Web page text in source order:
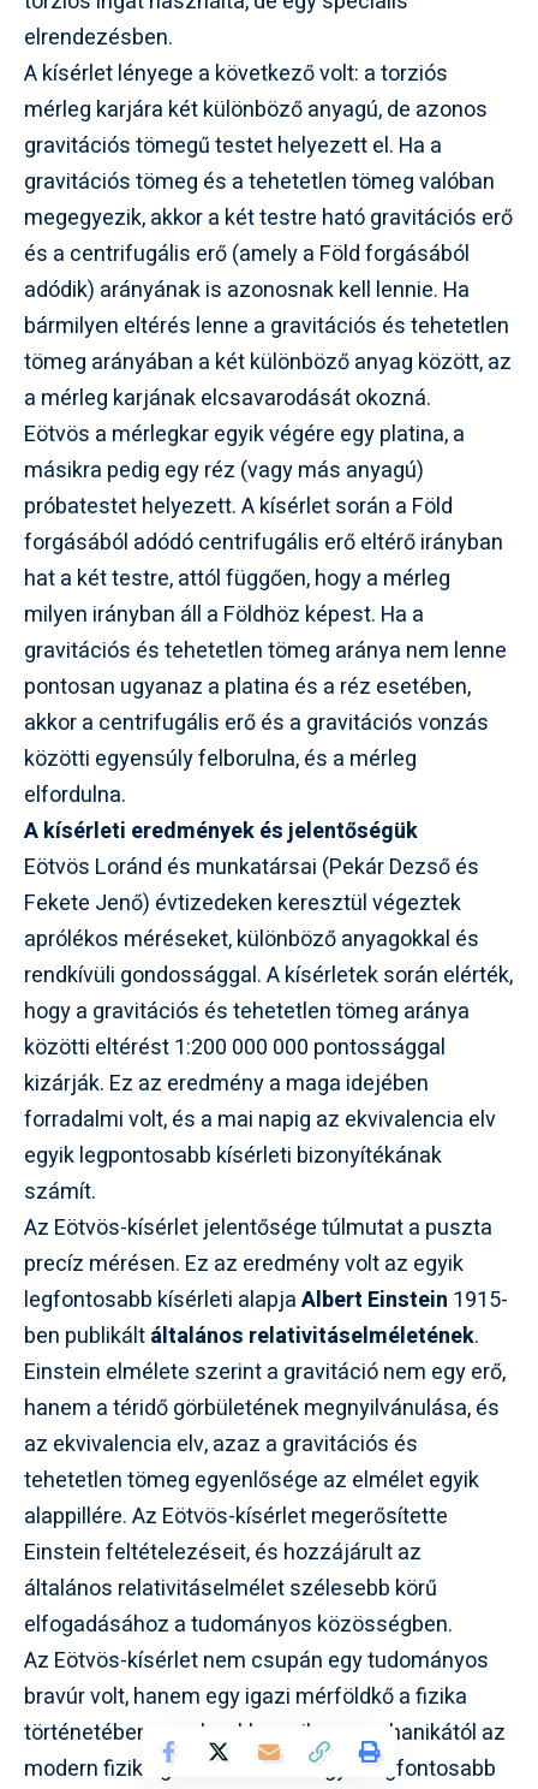
elrendezésben.
A kísérlet lényege a következő volt: a torziós
mérleg karjára két különböző anyagú, de azonos
gravitációs tömegű testet helyezett el. Ha a
gravitációs tömeg és a tehetetlen tömeg valóban
megegyezik, akkor a két testre ható gravitációs erő
és a centrifugális erő (amely a Föld forgásából
adódik) arányának is azonosnak kell lennie. Ha
bármilyen eltérés lenne a gravitációs és tehetetlen
tömeg arányában a két különböző anyag között, az
a mérleg karjának elcsavarodását okozná.
Eötvös a mérlegkar egyik végére egy platina, a
másikra pedig egy réz (vagy más anyagú)
próbatestet helyezett. A kísérlet során a Föld
forgásából adódó centrifugális erő eltérő irányban
hat a két testre, attól függően, hogy a mérleg
milyen irányban áll a Földhöz képest. Ha a
gravitációs és tehetetlen tömeg aránya nem lenne
pontosan ugyanaz a platina és a réz esetében,
akkor a centrifugális erő és a gravitációs vonzás
közötti egyensúly felborulna, és a mérleg
elfordulna.
A kísérleti eredmények és jelentőségük
Eötvös Loránd és munkatársai (Pekár Dezső és
Fekete Jenő) évtizedeken keresztül végeztek
aprólékos méréseket, különböző anyagokkal és
rendkívüli gondossággal. A kísérletek során elérték,
hogy a gravitációs és tehetetlen tömeg aránya
közötti eltérést 1:200 000 000 pontossággal
kizárják. Ez az eredmény a maga idejében
forradalmi volt, és a mai napig az ekvivalencia elv
egyik legpontosabb kísérleti bizonyítékának
számít.
Az Eötvös-kísérlet jelentősége túlmutat a puszta
precíz mérésen. Ez az eredmény volt az egyik
legfontosabb kísérleti alapjaAlbert Einstein 1915-
ben publikáltáltalános relativitáselméletének.
Einstein elmélete szerint a gravitáció nem egy erő,
hanem a téridő görbületének megnyilvánulása, és
az ekvivalencia elv, azaz a gravitációs és
tehetetlen tömeg egyenlősége az elmélet egyik
alappillére. Az Eötvös-kísérlet megerősítette
Einstein feltételezéseit, és hozzájárult az
általános relativitáselmélet szélesebb körű
elfogadásához a tudományos közösségben.
Az Eötvös-kísérlet nem csupán egy tudományos
bravúr volt, hanem egy igazi mérföldkő a fizika
történetében, amely a klasszikus mechanikától az
modern fizikáig ívelő átmenet egyik legfontosabb